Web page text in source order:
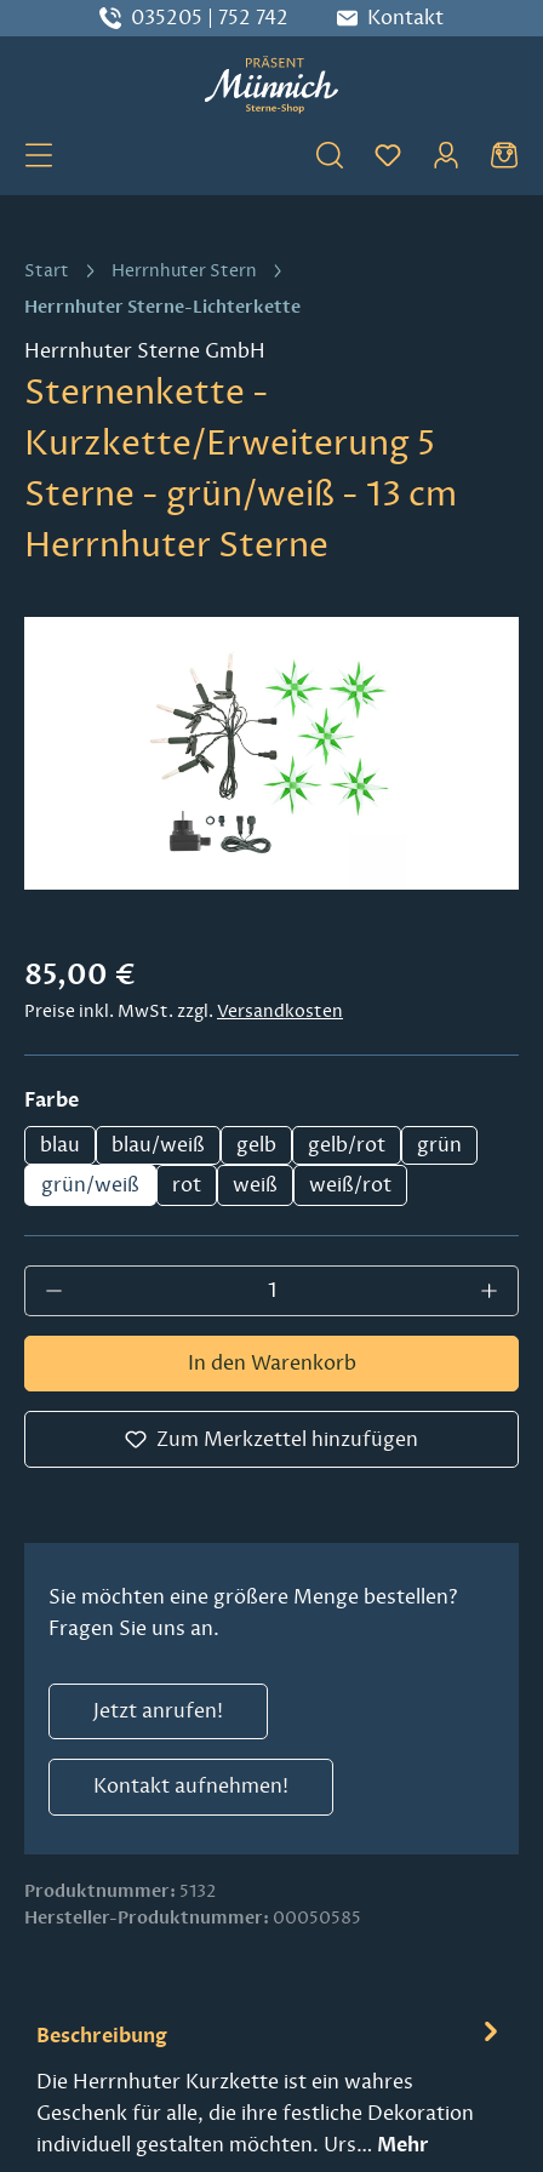
Zum Hauptinhalt springen
035205 | 752 742 Kontakt
Du hast 0
Start Herrnhuter Stern
Herrnhuter Sterne-Lichterkette
Herrnhuter Sterne GmbH
Sternenkette -
Kurzkette/Erweiterung 5
Sterne - grün/weiß - 13 cm
Herrnhuter Sterne
Regulärer Preis:
85,00 €
Preise inkl. MwSt. zzgl. Versandkosten
Farbeauswählen
blau
blau/weiß gelb gelb/rot
grün
grün/weiß
rot weiß weiß/rot
Produkt Anzahl: Gib den gewünschten
In den Warenkorb
Zum Merkzettel hinzufügen
Sie möchten eine größere Menge bestellen?
Fragen Sie uns an.
Jetzt anrufen!
Kontakt aufnehmen!
Produktnummer: 5132
Hersteller-Produktnummer: 00050585
Beschreibung
Die Herrnhuter Kurzkette ist ein wahres
Geschenk für alle, die ihre festliche Dekoration
individuell gestalten möchten. Urs… Mehr